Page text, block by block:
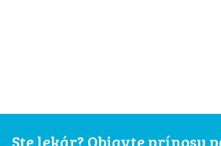
Ste lekár? Objavte prínosy